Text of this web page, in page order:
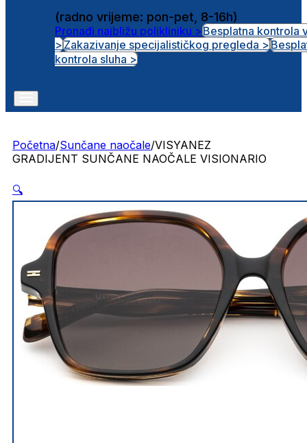
(radno vrijeme: pon-pet, 8-16h)
Pronađi najbližu polikliniku >Besplatna kontrola
>Zakazivanje specijalističkog pregleda >
kontrola sluha >
Početna/Sunčane naočale/VISYANEZ
GRADIJENT SUNČANE NAOČALE VISIONARIO
🔍